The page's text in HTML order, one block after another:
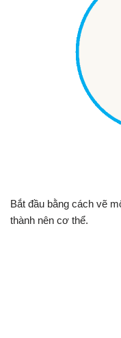
Bắt đầu bằng cách vẽ
thành nên cơ thể.